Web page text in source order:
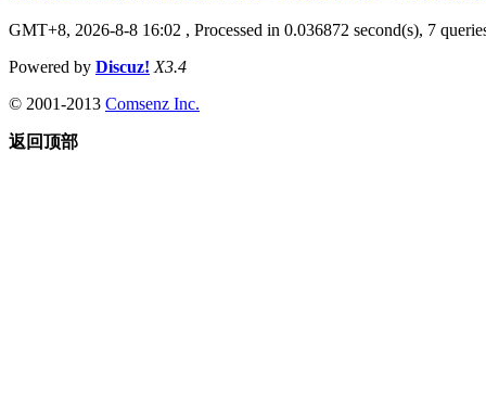
GMT+8, 2026-8-8 16:02 , Processed in 0.036872 second(s), 7
Powered by Discuz! X3.4
© 2001-2013 Comsenz Inc.
返回顶部